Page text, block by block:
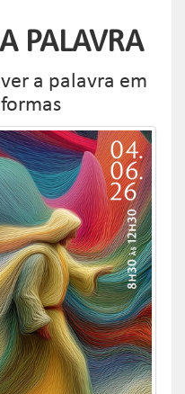
PALAVRA
a palavra em